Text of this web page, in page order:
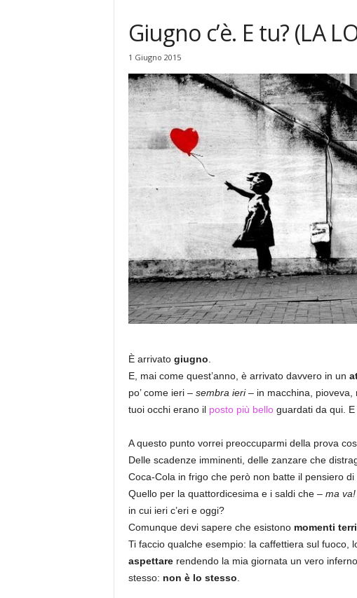
Giugno c’è. E tu? (LA
1 Giugno 2015
È arrivato giugno
E, mai come quest’anno, è arrivato davvero in un
po’ come ieri – sembra ieri– in macchina, pioveva,
tuoi occhi erano il posto più belloguardati da qui. E
A questo punto vorrei preoccuparmi della prova
Delle scadenze imminenti, delle zanzare che
Coca-Cola in frigo che però non batte il pensiero
Quello per la quattordicesima e i saldi che – ma va!
in cui ieri c’eri e oggi?
Comunque devi sapere che esistono momenti
Ti faccio qualche esempio: la caffettiera sul fuoco,
aspettarerendendo la mia giornata un vero
stesso: non è lo stesso